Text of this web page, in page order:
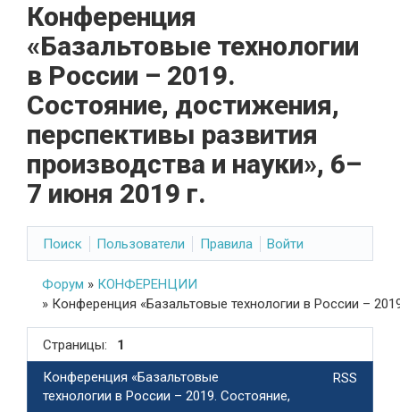
Конференция
«Базальтовые технологии
в России – 2019.
Состояние, достижения,
перспективы развития
производства и науки», 6–
7 июня 2019 г.
Поиск Пользователи Правила Войти
Форум » КОНФЕРЕНЦИИ
» Конференция «Базальтовые технологии в России –
Страницы: 1
RSS
Конференция «Базальтовые
технологии в России – 2019. Состояние,